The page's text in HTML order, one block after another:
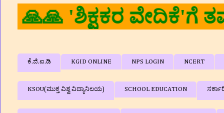
ಕೆ.ಜಿ.ಐ.ಡಿ KGID ONLINE NPS LOGIN NCERT
KSOU(ಮುಕ್ತ ವಿಶ್ವ ವಿದ್ಯಾನಿಲಯ) SCHOOL EDUCATION